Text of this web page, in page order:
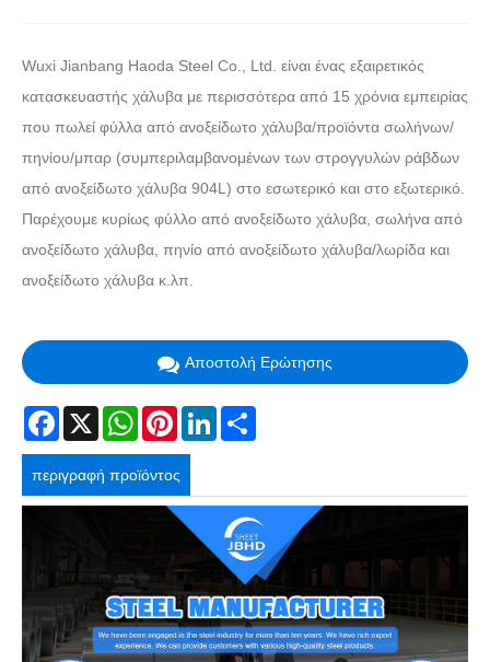
Wuxi Jianbang Haoda Steel Co., Ltd. είναι ένας εξαιρετικός
κατασκευαστής χάλυβα με περισσότερα από 15 χρόνια εμπειρίας
που πωλεί φύλλα από ανοξείδωτο χάλυβα/προϊόντα σωλήνων/
πηνίου/μπαρ (συμπεριλαμβανομένων των στρογγυλών ράβδων
από ανοξείδωτο χάλυβα 904L) στο εσωτερικό και στο εξωτερικό.
Παρέχουμε κυρίως φύλλο από ανοξείδωτο χάλυβα, σωλήνα από
ανοξείδωτο χάλυβα, πηνίο από ανοξείδωτο χάλυβα/λωρίδα και
ανοξείδωτο χάλυβα κ.λπ.
Αποστολή Ερώτησης
Facebook
X WhatsAppPinterestLinkedIn
περιγραφή προϊόντος